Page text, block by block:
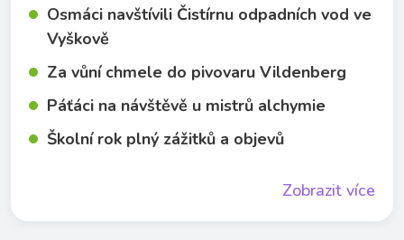
Osmáci navštívili Čistírnu odpadních vod ve
Vyškově
Za vůní chmele do pivovaru Vildenberg
Páťáci na návštěvě u mistrů alchymie
Školní rok plný zážitků a objevů
Zobrazit více